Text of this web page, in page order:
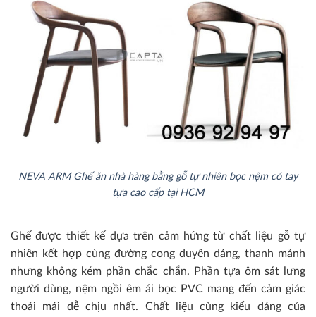
NEVA ARM Ghế ăn nhà hàng bằng gỗ tự nhiên bọc nệm có tay
tựa cao cấp tại HCM
Ghế được thiết kế dựa trên cảm hứng từ chất liệu gỗ tự
nhiên kết hợp cùng đường cong duyên dáng, thanh mảnh
nhưng không kém phần chắc chắn. Phần tựa ôm sát lưng
người dùng, nệm ngồi êm ái bọc PVC mang đến cảm giác
thoải mái dễ chịu nhất. Chất liệu cùng kiểu dáng của